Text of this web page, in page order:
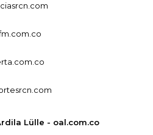
Lülle - oal.com.co